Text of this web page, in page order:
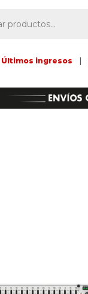
Últimos ingresos